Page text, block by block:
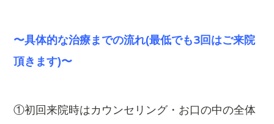
〜具体的な治療までの流れ(最低でも3回はご来院
頂きます)〜
①初回来院時はカウンセリング・お口の中の全体